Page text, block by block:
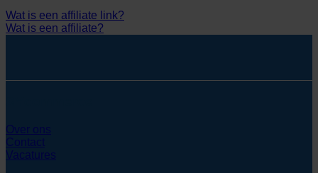
Wat is een affiliate link?
Wat is een affiliate?
Over ons
Contact
Vacatures